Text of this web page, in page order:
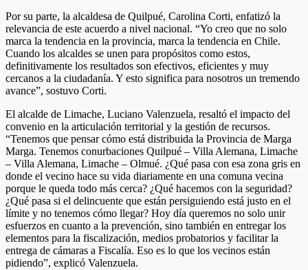
Por su parte, la alcaldesa de Quilpué, Carolina Corti, enfatizó la
relevancia de este acuerdo a nivel nacional. “Yo creo que no solo
marca la tendencia en la provincia, marca la tendencia en Chile.
Cuando los alcaldes se unen para propósitos como estos,
definitivamente los resultados son efectivos, eficientes y muy
cercanos a la ciudadanía. Y esto significa para nosotros un tremendo
avance”, sostuvo Corti.
El alcalde de Limache, Luciano Valenzuela, resaltó el impacto del
convenio en la articulación territorial y la gestión de recursos.
“Tenemos que pensar cómo está distribuida la Provincia de Marga
Marga. Tenemos conurbaciones Quilpué – Villa Alemana, Limache
– Villa Alemana, Limache – Olmué. ¿Qué pasa con esa zona gris en
donde el vecino hace su vida diariamente en una comuna vecina
porque le queda todo más cerca? ¿Qué hacemos con la seguridad?
¿Qué pasa si el delincuente que están persiguiendo está justo en el
límite y no tenemos cómo llegar? Hoy día queremos no solo unir
esfuerzos en cuanto a la prevención, sino también en entregar los
elementos para la fiscalización, medios probatorios y facilitar la
entrega de cámaras a Fiscalía. Eso es lo que los vecinos están
pidiendo”, explicó Valenzuela.